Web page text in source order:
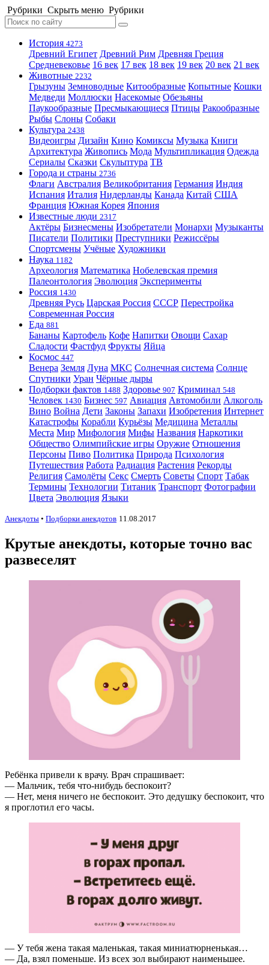
Рубрики Скрыть меню Рубрики
История 4273
Древний Египет Древний Рим Древняя Греция
Средневековье 16 век 17 век 18 век 19 век 20 век 21 век
Животные 2232
Грызуны Земноводные Китообразные Копытные Кошки
Медведи Моллюски Насекомые Обезьяны
Паукообразные Пресмыкающиеся Птицы Ракообразные
Рыбы Слоны Собаки
Культура 2438
Видеоигры Дизайн Кино Комиксы Музыка Книги
Архитектура Живопись Мода Мультипликация Одежда
Сериалы Сказки Скульптура ТВ
Города и страны 2736
Флаги Австралия Великобритания Германия Индия
Испания Италия Нидерланды Канада Китай США
Франция Южная Корея Япония
Известные люди 2317
Актёры Бизнесмены Изобретатели Монархи Музыканты
Писатели Политики Преступники Режиссёры
Спортсмены Учёные Художники
Наука 1182
Археология Математика Нобелевская премия
Палеонтология Эволюция Эксперименты
Россия 1430
Древняя Русь Царская Россия СССР Перестройка
Современная Россия
Еда 881
Бананы Картофель Кофе Напитки Овощи Сахар
Сладости Фастфуд Фрукты Яйца
Космос 447
Венера Земля Луна МКС Солнечная система Солнце
Спутники Уран Чёрные дыры
Подборки фактов 1488 Здоровье 907 Криминал 548
Человек 1430 Бизнес 597 Авиация Автомобили Алкоголь
Вино Война Дети Законы Запахи Изобретения Интернет
Катастрофы Корабли Курьёзы Медицина Металлы
Места Мир Мифология Мифы Названия Наркотики
Общество Олимпийские игры Оружие Отношения
Персоны Пиво Политика Природа Психология
Путешествия Работа Радиация Растения Рекорды
Религия Самолёты Секс Смерть Советы Спорт Табак
Термины Технологии Титаник Транспорт Фотографии
Цвета Эволюция Языки
Анекдоты • Подборки анекдотов 11.08.2017
Крутые анекдоты, которые точно вас
развеселят
Ребёнка привели к врачу. Врач спрашивает:
— Мальчик, тебя что-нибудь беспокоит?
— Нет, меня ничего не беспокоит. Это дедушку беспокоит, что
я проглотил его часы.
— У тебя жена такая маленькая, такая миниатюрненькая…
— Да, взял поменьше. Из всех зол выбирают наименьшее.